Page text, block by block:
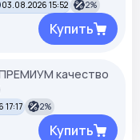
03.08.2026 15:52 2%
Купить
ПРЕМИУМ качество
17:17 2%
Купить